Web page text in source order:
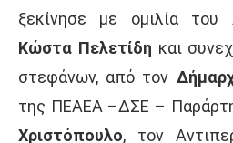
ξεκίνησε με ομιλία
Κώστα Πελετίδη και
στεφάνων, από τον
της ΠΕΑΕΑ –ΔΣΕ –
Χριστόπουλο, τον